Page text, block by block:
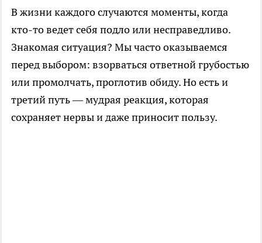
В жизни каждого случаются моменты, когда
кто-то ведет себя подло или несправедливо.
Знакомая ситуация? Мы часто оказываемся
перед выбором: взорваться ответной грубостью
или промолчать, проглотив обиду. Но есть и
третий путь — мудрая реакция, которая
сохраняет нервы и даже приносит пользу.